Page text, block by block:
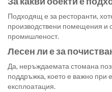
Подходящ е за ресторанти,
производствени помещения и
промишленост.
Лесен ли е за
Да, неръждаемата стомана
поддръжка, което е важно при
експлоатация.